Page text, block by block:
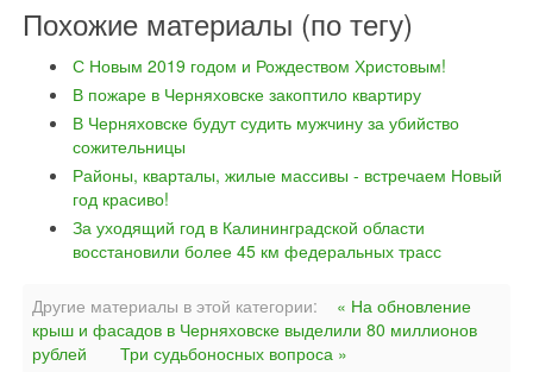
Похожие материалы (по тегу)
С Новым 2019 годом и Рождеством Христовым!
В пожаре в Черняховске закоптило квартиру
В Черняховске будут судить мужчину за убийство
сожительницы
Районы, кварталы, жилые массивы - встречаем Новый
год красиво!
За уходящий год в Калининградской области
восстановили более 45 км федеральных трасс
Другие материалы в этой категории:
« На обновление
крыш и фасадов в Черняховске выделили 80 миллионов
рублей
Три судьбоносных вопроса »